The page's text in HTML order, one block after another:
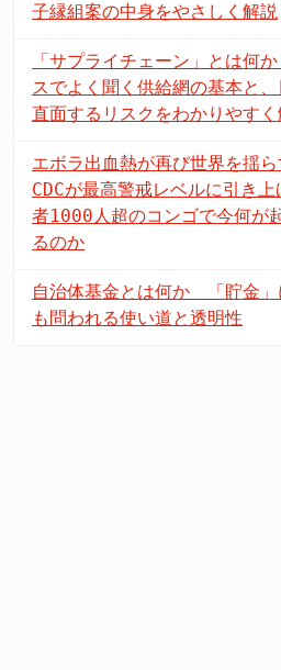
子縁組案の中身をやさしく解説
「サプライチェーン」とは何
スでよく聞く供給網の基本と
直面するリスクをわかりやす
エボラ出血熱が再び世界を揺
CDCが最高警戒レベルに引き上
者1000人超のコンゴで今何が
るのか
自治体基金とは何か 「貯金」
も問われる使い道と透明性